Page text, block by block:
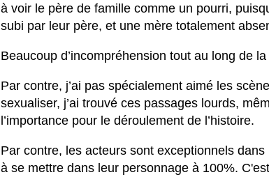
à voir le père de famille comme un pourri,
subi par leur père, et une mère totalement
Beaucoup d’incompréhension tout au long de
Par contre, j’ai pas spécialement aimé les
sexualiser, j’ai trouvé ces passages lourds,
l’importance pour le déroulement de l’histoire.
Par contre, les acteurs sont exceptionnels
à se mettre dans leur personnage à 100%.